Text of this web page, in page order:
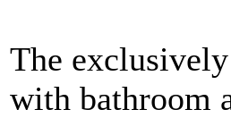
The
with bathroom